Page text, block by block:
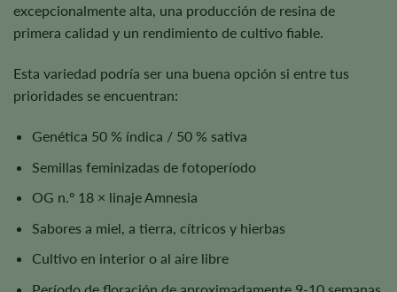
excepcionalmente alta, una producción de resina de
primera calidad y un rendimiento de cultivo fiable.
Esta variedad podría ser una buena opción si entre tus
prioridades se encuentran:
Genética 50 % índica / 50 % sativa
Semillas feminizadas de fotoperíodo
OG n.º 18 × linaje Amnesia
Sabores a miel, a tierra, cítricos y hierbas
Cultivo en interior o al aire libre